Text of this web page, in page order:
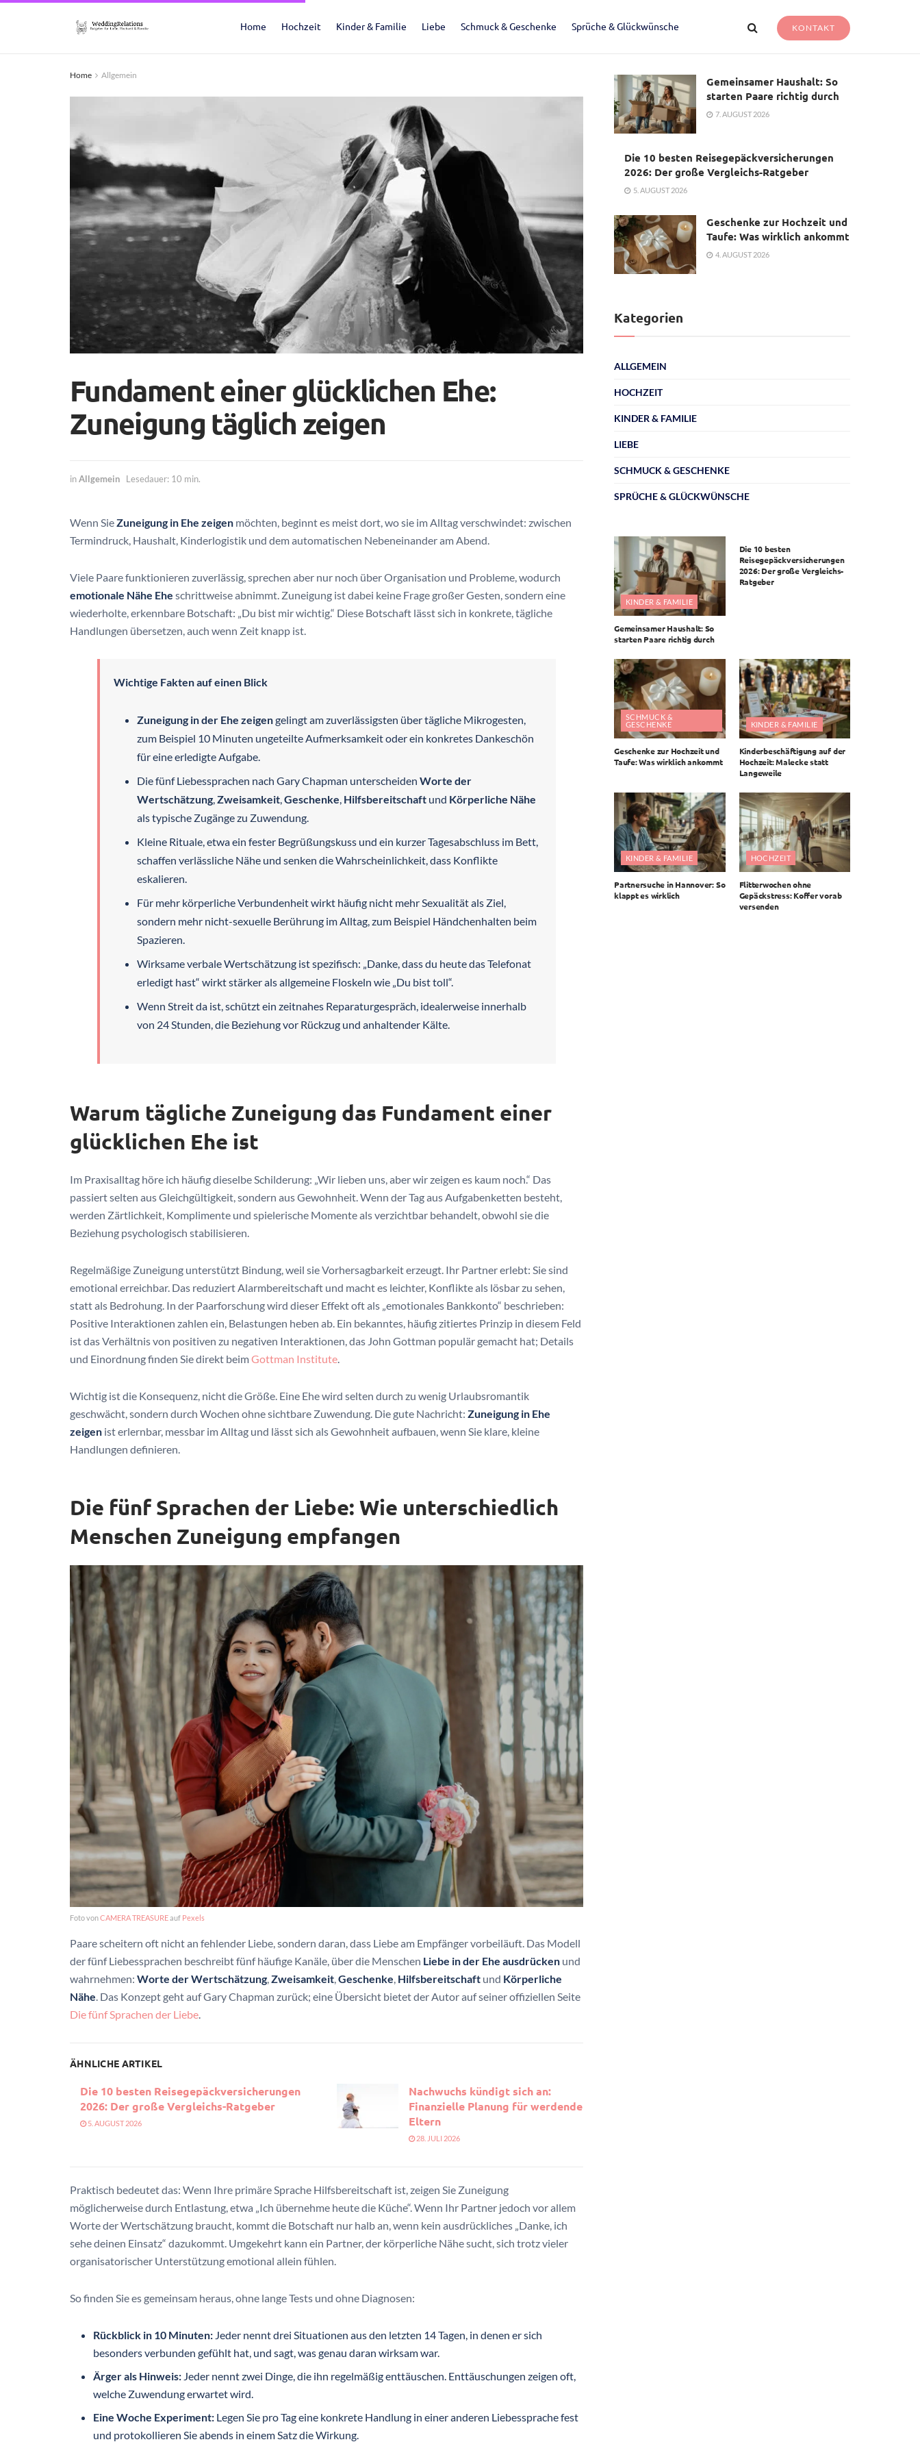
Home Hochzeit Kinder & Familie Liebe Schmuck & Geschenke Sprüche & Glückwünsche KONTAKT
Home Allgemein
Fundament einer glücklichen Ehe:
Zuneigung täglich zeigen
inAllgemein Lesedauer: 10 min.
Wenn SieZuneigung in Ehe zeigen möchten, beginnt es meist dort, wo sie im Alltag verschwindet: zwischen
Termindruck, Haushalt, Kinderlogistik und dem automatischen Nebeneinander am Abend.
Viele Paare funktionieren zuverlässig, sprechen aber nur noch über Organisation und Probleme, wodurch
emotionale Nähe Ehe schrittweise abnimmt. Zuneigung ist dabei keine Frage großer Gesten, sondern eine
wiederholte, erkennbare Botschaft: „Du bist mir wichtig.“ Diese Botschaft lässt sich in konkrete, tägliche
Handlungen übersetzen, auch wenn Zeit knapp ist.
Wichtige Fakten auf einen Blick
Zuneigung in der Ehe zeigengelingt am zuverlässigsten über tägliche Mikrogesten,
zum Beispiel 10 Minuten ungeteilte Aufmerksamkeit oder ein konkretes Dankeschön
für eine erledigte Aufgabe.
Die fünf Liebessprachen nach Gary Chapman unterscheidenWorte der
Wertschätzung,Zweisamkeit,Geschenke, Hilfsbereitschaft und Körperliche Nähe
als typische Zugänge zu Zuwendung.
Kleine Rituale, etwa ein fester Begrüßungskuss und ein kurzer Tagesabschluss im Bett,
schaffen verlässliche Nähe und senken die Wahrscheinlichkeit, dass Konflikte
eskalieren.
Für mehr körperliche Verbundenheit wirkt häufig nicht mehr Sexualität als Ziel,
sondern mehr nicht-sexuelle Berührung im Alltag, zum Beispiel Händchenhalten beim
Spazieren.
Wirksame verbale Wertschätzung ist spezifisch: „Danke, dass du heute das Telefonat
erledigt hast“ wirkt stärker als allgemeine Floskeln wie „Du bist toll“.
Wenn Streit da ist, schützt ein zeitnahes Reparaturgespräch, idealerweise innerhalb
von 24 Stunden, die Beziehung vor Rückzug und anhaltender Kälte.
Warum tägliche Zuneigung das Fundament einer
glücklichen Ehe ist
Im Praxisalltag höre ich häufig dieselbe Schilderung: „Wir lieben uns, aber wir zeigen es kaum noch.“ Das
passiert selten aus Gleichgültigkeit, sondern aus Gewohnheit. Wenn der Tag aus Aufgabenketten besteht,
werden Zärtlichkeit, Komplimente und spielerische Momente als verzichtbar behandelt, obwohl sie die
Beziehung psychologisch stabilisieren.
Regelmäßige Zuneigung unterstützt Bindung, weil sie Vorhersagbarkeit erzeugt. Ihr Partner erlebt: Sie sind
emotional erreichbar. Das reduziert Alarmbereitschaft und macht es leichter, Konflikte als lösbar zu sehen,
statt als Bedrohung. In der Paarforschung wird dieser Effekt oft als „emotionales Bankkonto“ beschrieben:
Positive Interaktionen zahlen ein, Belastungen heben ab. Ein bekanntes, häufig zitiertes Prinzip in diesem Feld
ist das Verhältnis von positiven zu negativen Interaktionen, das John Gottman populär gemacht hat; Details
und Einordnung finden Sie direkt beimGottman Institute.
Wichtig ist die Konsequenz, nicht die Größe. Eine Ehe wird selten durch zu wenig Urlaubsromantik
geschwächt, sondern durch Wochen ohne sichtbare Zuwendung. Die gute Nachricht: Zuneigung in Ehe
zeigen ist erlernbar, messbar im Alltag und lässt sich als Gewohnheit aufbauen, wenn Sie klare, kleine
Handlungen definieren.
Die fünf Sprachen der Liebe: Wie unterschiedlich
Menschen Zuneigung empfangen
Foto vonCAMERA TREASUREauf Pexels
Paare scheitern oft nicht an fehlender Liebe, sondern daran, dass Liebe am Empfänger vorbeiläuft. Das Modell
der fünf Liebessprachen beschreibt fünf häufige Kanäle, über die Menschen Liebe in der Ehe ausdrücken und
wahrnehmen: Worte der Wertschätzung,Zweisamkeit,Geschenke, Hilfsbereitschaft und Körperliche
Nähe. Das Konzept geht auf Gary Chapman zurück; eine Übersicht bietet der Autor auf seiner offiziellen Seite
Die fünf Sprachen der Liebe.
ÄHNLICHE ARTIKEL
Die 10 besten Reisegepäckversicherungen
2026: Der große Vergleichs-Ratgeber
5. AUGUST 2026
Nachwuchs kündigt sich an:
Finanzielle Planung für werdende
Eltern
28. JULI 2026
Praktisch bedeutet das: Wenn Ihre primäre Sprache Hilfsbereitschaft ist, zeigen Sie Zuneigung
möglicherweise durch Entlastung, etwa „Ich übernehme heute die Küche“. Wenn Ihr Partner jedoch vor allem
Worte der Wertschätzung braucht, kommt die Botschaft nur halb an, wenn kein ausdrückliches „Danke, ich
sehe deinen Einsatz“ dazukommt. Umgekehrt kann ein Partner, der körperliche Nähe sucht, sich trotz vieler
organisatorischer Unterstützung emotional allein fühlen.
So finden Sie es gemeinsam heraus, ohne lange Tests und ohne Diagnosen:
Rückblick in 10 Minuten: Jeder nennt drei Situationen aus den letzten 14 Tagen, in denen er sich
besonders verbunden gefühlt hat, und sagt, was genau daran wirksam war.
Ärger als Hinweis: Jeder nennt zwei Dinge, die ihn regelmäßig enttäuschen. Enttäuschungen zeigen oft,
welche Zuwendung erwartet wird.
Eine Woche Experiment: Legen Sie pro Tag eine konkrete Handlung in einer anderen Liebessprache fest
und protokollieren Sie abends in einem Satz die Wirkung.
Gemeinsamer Haushalt: So
starten Paare richtig durch
7. AUGUST 2026
Die 10 besten Reisegepäckversicherungen
2026: Der große Vergleichs-Ratgeber
5. AUGUST 2026
Geschenke zur Hochzeit und
Taufe: Was wirklich ankommt
4. AUGUST 2026
Kategorien
ALLGEMEIN
HOCHZEIT
KINDER & FAMILIE
LIEBE
SCHMUCK & GESCHENKE
SPRÜCHE & GLÜCKWÜNSCHE
KINDER & FAMILIE
Gemeinsamer Haushalt: So
starten Paare richtig durch
Die 10 besten
Reisegepäckversicherungen
2026: Der große Vergleichs-
Ratgeber
SCHMUCK &
GESCHENKE
Geschenke zur Hochzeit und
Taufe: Was wirklich ankommt
KINDER & FAMILIE
Kinderbeschäftigung auf der
Hochzeit: Malecke statt
Langeweile
KINDER & FAMILIE
Partnersuche in Hannover: So
klappt es wirklich
HOCHZEIT
Flitterwochen ohne
Gepäckstress: Koffer vorab
versenden